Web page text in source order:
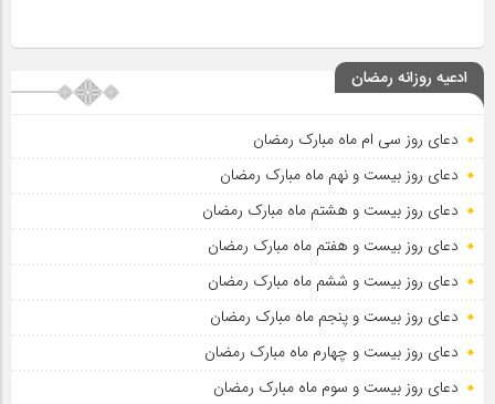
ادعیه روزانه رمضان
دعای روز سی ام ماه مبارک رمضان
دعای روز بیست و نهم ماه مبارک رمضان
دعای روز بیست و هشتم ماه مبارک رمضان
دعای روز بیست و هفتم ماه مبارک رمضان
دعای روز بیست و ششم ماه مبارک رمضان
دعای روز بیست و پنجم ماه مبارک رمضان
دعای روز بیست و چهارم ماه مبارک رمضان
دعای روز بیست و سوم ماه مبارک رمضان